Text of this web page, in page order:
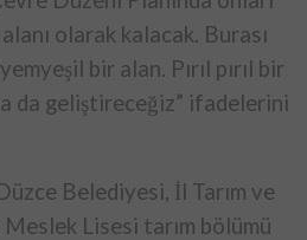
alanı olarak kalacak. Burası
bir alan. Pırıl pırıl bir
da geliştireceğiz” ifadelerini
Belediyesi, İl Tarım ve
Lisesi tarım bölümü